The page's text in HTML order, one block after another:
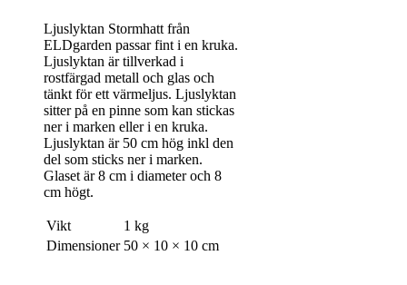
Ljuslyktan Stormhatt från
ELDgarden passar fint i en kruka.
Ljuslyktan är tillverkad i
rostfärgad metall och glas och
tänkt för ett värmeljus. Ljuslyktan
sitter på en pinne som kan stickas
ner i marken eller i en kruka.
Ljuslyktan är 50 cm hög inkl den
del som sticks ner i marken.
Glaset är 8 cm i diameter och 8
cm högt.
Vikt
1 kg
Dimensioner 50 × 10 × 10 cm